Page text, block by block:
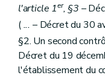
l'article 1er, §3 –
(... – Décret du 30
§2. Un second
Décret du 19
l'établissement du